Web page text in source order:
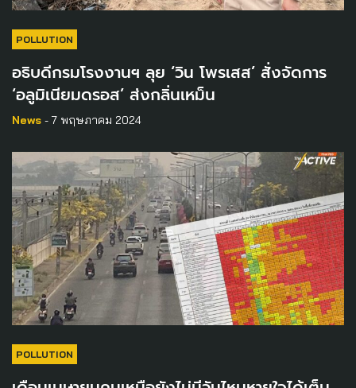
POLLUTION
อธิบดีกรมโรงงานฯ ลุย ‘วิน โพรเสส’ สั่งจัดการ
‘อลูมิเนียมดรอส’ ส่งกลิ่นเหม็น
News - 7 พฤษภาคม 2024
POLLUTION